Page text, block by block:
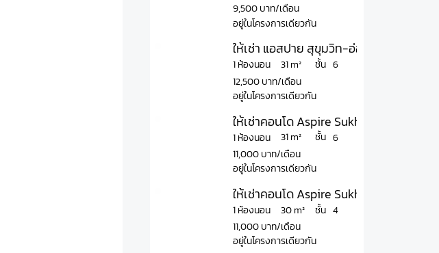
9,500 บาท/เดือน
อยู่ในโครงการเดียวกัน
ให้เช่า แอสปาย สุขุมวิท-อ่อนนุช ใกล้ BTS
1 ห้องนอน
12,500 บาท/เดือน
ชั้น
31 m² 6
อยู่ในโครงการเดียวกัน
ให้เช่าคอนโด Aspire Sukhumvit -
1 ห้องนอน
11,000 บาท/เดือน
ชั้น
31 m² 6
อยู่ในโครงการเดียวกัน
ให้เช่าคอนโด Aspire Sukhumvit -
1 ห้องนอน
11,000 บาท/เดือน
ชั้น
30 m² 4
อยู่ในโครงการเดียวกัน